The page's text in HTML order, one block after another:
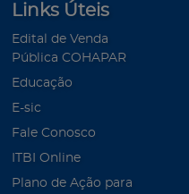
Links Úteis
Edital de Venda
Pública COHAPAR
Educação
E-sic
Fale Conosco
ITBI Online
Plano de Ação para